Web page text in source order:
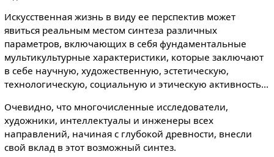
Искусственная жизнь в виду ее перспектив может
явиться реальным местом синтеза различных
параметров, включающих в себя фундаментальные
мультикультурные характеристики, которые заключают
в себе научную, художественную, эстетическую,
технологическую, социальную и этическую активность...
Очевидно, что многочисленные исследователи,
художники, интеллектуалы и инженеры всех
направлений, начиная с глубокой древности, внесли
свой вклад в этот возможный синтез.